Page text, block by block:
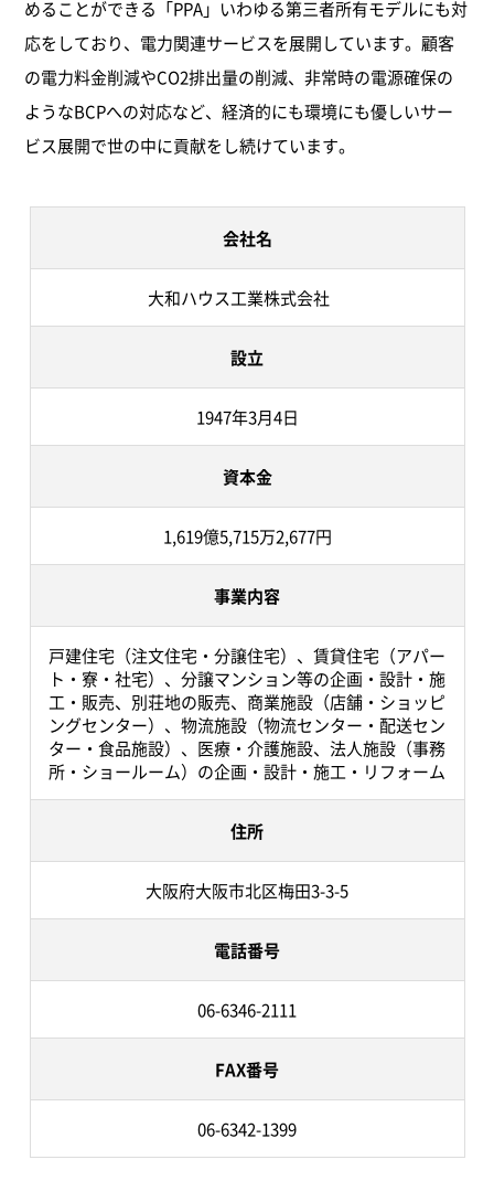
めることができる「PPA」いわゆる第三者所有モデルにも対
応をしており、電力関連サービスを展開しています。顧客
の電力料金削減やCO2排出量の削減、非常時の電源確保の
ようなBCPへの対応など、経済的にも環境にも優しいサー
ビス展開で世の中に貢献をし続けています。
会社名
大和ハウス工業株式会社
設立
1947年3月4日
資本金
1,619億5,715万2,677円
事業内容
戸建住宅（注文住宅・分譲住宅）、賃貸住宅（アパー
ト・寮・社宅）、分譲マンション等の企画・設計・施
工・販売、別荘地の販売、商業施設（店舗・ショッピ
ングセンター）、物流施設（物流センター・配送セン
ター・食品施設）、医療・介護施設、法人施設（事務
所・ショールーム）の企画・設計・施工・リフォーム
住所
大阪府大阪市北区梅田3-3-5
電話番号
06-6346-2111
FAX番号
06-6342-1399